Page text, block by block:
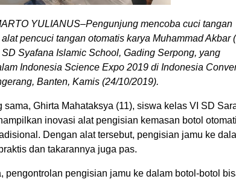
YULIANUS–Pengunjung mencoba cuci tangan
pencuci tangan otomatis karya Muhammad Akbar
Syafana Islamic School, Gading Serpong, yang
Indonesia Science Expo 2019 di Indonesia
Banten, Kamis (24/10/2019).
sama, Ghirta Mahataksya (11), siswa kelas VI SD
inovasi alat pengisian kemasan botol
Dengan alat tersebut, pengisian jamu ke
dan takarannya juga pas.
pengontrolan pengisian jamu ke dalam botol-botol